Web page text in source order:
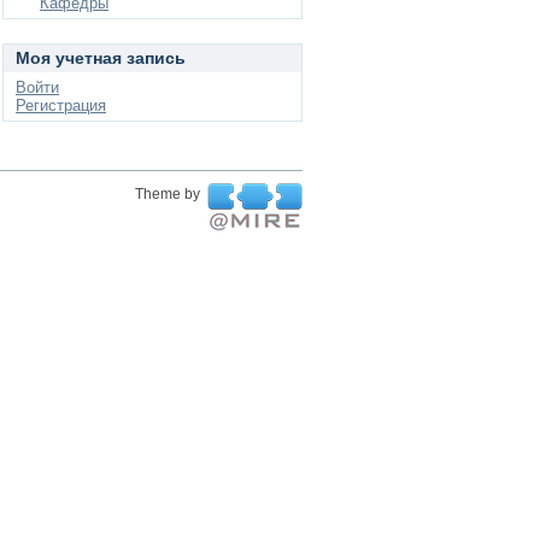
Моя учетная запись
Войти
Регистрация
Theme by